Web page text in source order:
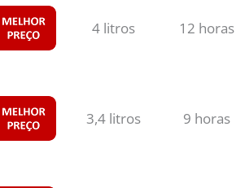
4 litros 12 horas
3,4 litros 9 horas